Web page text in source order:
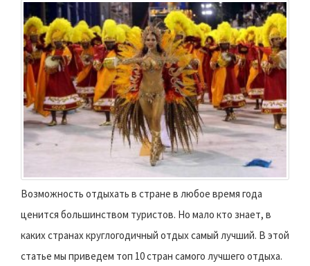
Возможность отдыхать в стране в любое время года
ценится большинством туристов. Но мало кто знает, в
каких странах круглогодичный отдых самый лучший. В этой
статье мы приведем топ 10 стран самого лучшего отдыха.